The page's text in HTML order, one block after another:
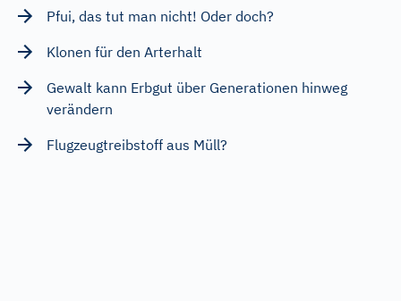
Pfui, das tut man nicht! Oder doch?
Klonen für den Arterhalt
Gewalt kann Erbgut über Generationen hinweg
verändern
Flugzeugtreibstoff aus Müll?